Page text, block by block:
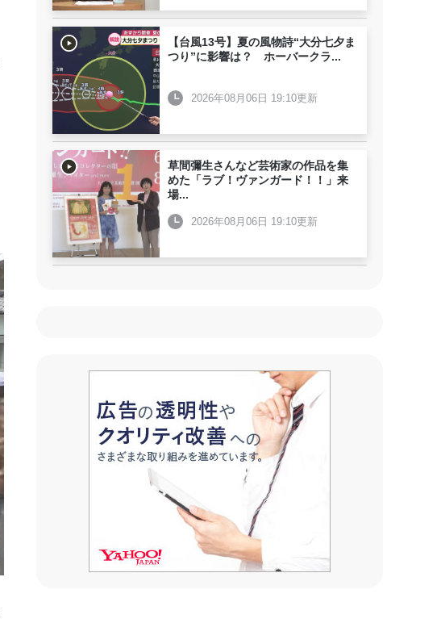
【台風13号】夏の風物詩“大分七夕ま
つり”に影響は？ ホーバークラ...
2026年08月06日 19:10更新
草間彌生さんなど芸術家の作品を集
めた「ラブ！ヴァンガード！！」来
場...
2026年08月06日 19:10更新